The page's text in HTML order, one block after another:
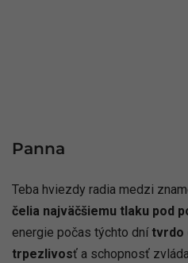
Panna
Teba hviezdy radia medzi
čelia najväčšiemu tlaku pod
energie počas týchto dnítvrdo
trpezlivosť a schopnosť